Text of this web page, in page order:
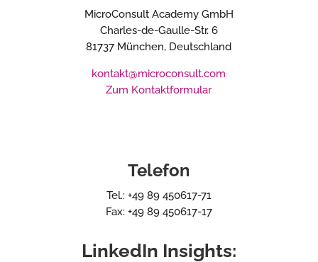
MicroConsult Academy GmbH
Charles-de-Gaulle-Str. 6
81737 München, Deutschland
kontakt@microconsult.com
Zum Kontaktformular
Telefon
Tel.: +49 89 450617-71
Fax: +49 89 450617-17
LinkedIn Insights: